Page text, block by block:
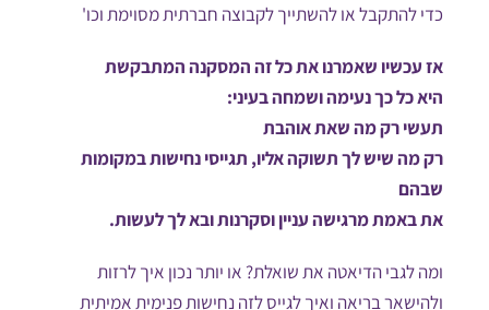
כדי להתקבל או להשתייך לקבוצה חברתית מסוימת וכו'
אז עכשיו שאמרנו את כל זה המסקנה המתבקשת
היא כל כך נעימה ושמחה בעיני:
תעשי רק מה שאת אוהבת
רק מה שיש לך תשוקה אליו, תגייסי נחישות במקומות
שבהם
את באמת מרגישה עניין וסקרנות ובא לך לעשות.
ומה לגבי הדיאטה את שואלת? או יותר נכון איך לרזות
ולהישאר בריאה ואיך לגייס לזה נחישות פנימית אמיתית